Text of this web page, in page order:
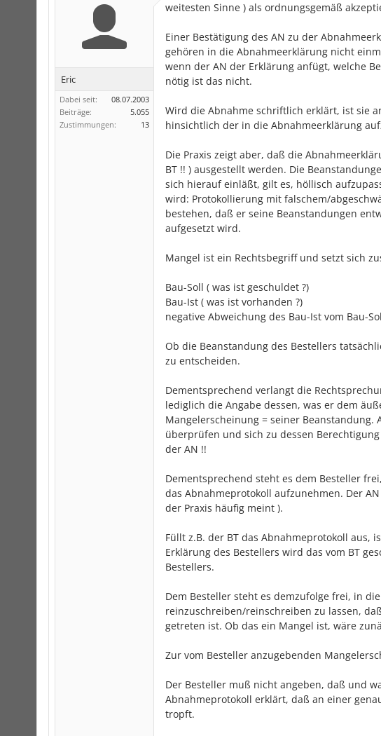
Eric
Dabei seit:
08.07.2003
Beiträge:
5.055
Zustimmungen:
13
weitesten Sinne ) als ordnungsgemäß
Einer Bestätigung des AN zu der
gehören in die Abnahmeerklärung nicht
wenn der AN der Erklärung anfügt, welche
nötig ist das nicht.
Wird die Abnahme schriftlich erklärt, ist sie
hinsichtlich der in die Abnahmeerklärung
Die Praxis zeigt aber, daß die
BT !! ) ausgestellt werden. Die
sich hierauf einläßt, gilt es, höllisch
wird: Protokollierung mit falschem/
bestehen, daß er seine Beanstandungen
aufgesetzt wird.
Mangel ist ein Rechtsbegriff und setzt sich
Bau-Soll ( was ist geschuldet ?)
Bau-Ist ( was ist vorhanden ?)
negative Abweichung des Bau-Ist vom Bau-
Ob die Beanstandung des Bestellers
zu entscheiden.
Dementsprechend verlangt die
lediglich die Angabe dessen, was er dem
Mangelerscheinung = seiner Beanstandung.
überprüfen und sich zu dessen
der AN !!
Dementsprechend steht es dem Besteller
das Abnahmeprotokoll aufzunehmen. Der
der Praxis häufig meint ).
Füllt z.B. der BT das Abnahmeprotokoll aus,
Erklärung des Bestellers wird das vom BT
Bestellers.
Dem Besteller steht es demzufolge frei, in
reinzuschreiben/reinschreiben zu lassen,
getreten ist. Ob das ein Mangel ist, wäre
Zur vom Besteller anzugebenden
Der Besteller muß nicht angeben, daß und
Abnahmeprotokoll erklärt, daß an einer
tropft.